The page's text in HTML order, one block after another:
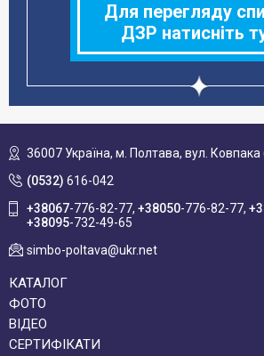
Для перегляду
ДЗР натисніть
36007 Україна, м. Полтава, вул. Ковпака
(0532) 616-042
+38067-776-82-77 +38050-776-82-77
+38095-732-49-65
simbo-poltava@ukr.net
КАТАЛОГ
ФОТО
ВІДЕО
СЕРТИФІКАТИ